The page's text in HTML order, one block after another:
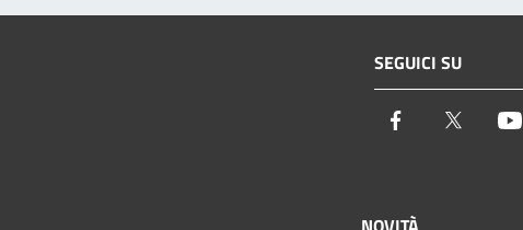
SEGUICI SU
Facebook Twitter